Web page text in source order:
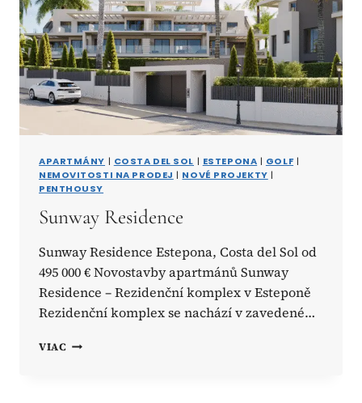
APARTMÁNY | COSTA DEL SOL | ESTEPONA | GOLF|
NEMOVITOSTI NA PRODEJ | NOVÉ PROJEKTY |
PENTHOUSY
Sunway Residence
Sunway Residence Estepona, Costa del Sol od
495 000 € Novostavby apartmánů Sunway
Residence – Rezidenční komplex v Esteponě
Rezidenční komplex se nachází v zavedené…
VIAC SUNWAY